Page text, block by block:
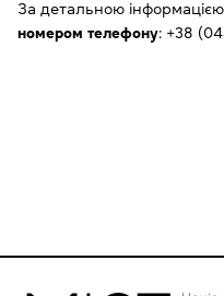
За детальною
номером телефону: +38